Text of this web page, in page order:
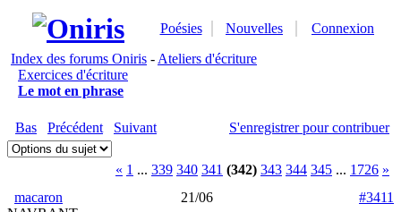
Poésies Nouvelles
Connexion
Index des forums Oniris - Ateliers d'écriture
Exercices d'écriture
Le mot en phrase
Bas Précédent Suivant S'enregistrer pour contribuer
« 1 ... 339 340 341 (342) 343 344 345 ... 1726 »
macaron
21/06
#3411